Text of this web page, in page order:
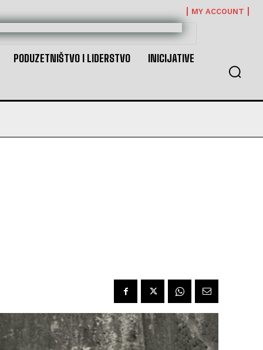
MY ACCOUNT
PODUZETNIŠTVO I LIDERSTVO INICIJATIVE